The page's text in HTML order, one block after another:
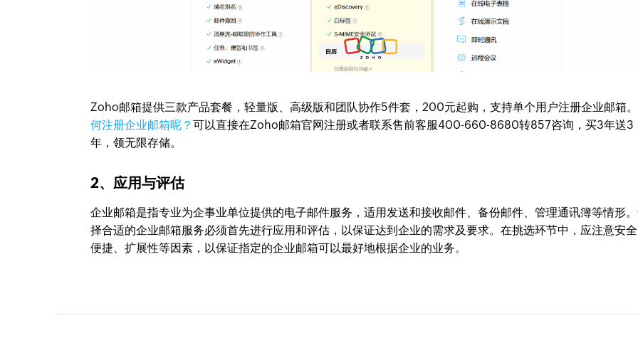
Zoho邮箱提供三款产品套餐，轻量版、高级版和团队协作5件套，200元起购，支持单个用户注册企业邮箱。
何注册企业邮箱呢？可以直接在Zoho邮箱官网注册或者联系售前客服400-660-8680转857咨询，买3年送3
年，领无限存储。
2、应用与评估
企业邮箱是指专业为企事业单位提供的电子邮件服务，适用发送和接收邮件、备份邮件、管理通讯簿等情形
择合适的企业邮箱服务必须首先进行应用和评估，以保证达到企业的需求及要求。在挑选环节中，应注意安全
便捷、扩展性等因素，以保证指定的企业邮箱可以最好地根据企业的业务。